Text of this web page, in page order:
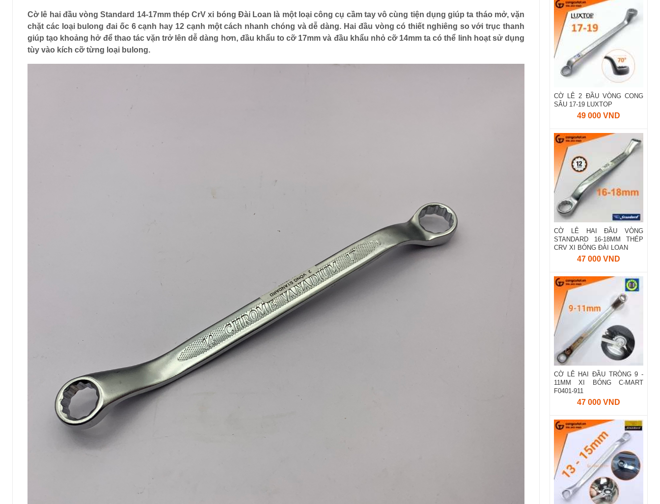
Cờ lê hai đầu vòng Standard 14-17mm thép CrV xi bóng Đài Loan là một loại công cụ cầm tay vô cùng tiện dụng giúp ta tháo mở, vặn
chặt các loại bulong đai ốc 6 cạnh hay 12 cạnh một cách nhanh chóng và dễ dàng. Hai đầu vòng có thiết nghiêng so với trục thanh
giúp tạo khoảng hở để thao tác vặn trở lên dễ dàng hơn, đầu khẩu to cỡ 17mm và đầu khẩu nhỏ cỡ 14mm ta có thể linh hoạt sử dụng
tùy vào kích cỡ từng loại bulong.
CỜ LÊ 2 ĐẦU VÒNG CONG
SÂU 17-19 LUXTOP
49 000 VND
CỜ LÊ HAI ĐẦU VÒNG
STANDARD 16-18MM THÉP
CRV XI BÓNG ĐÀI LOAN
47 000 VND
CỜ LÊ HAI ĐẦU TRÒNG 9 -
11MM XI BÓNG C-MART
F0401-911
47 000 VND